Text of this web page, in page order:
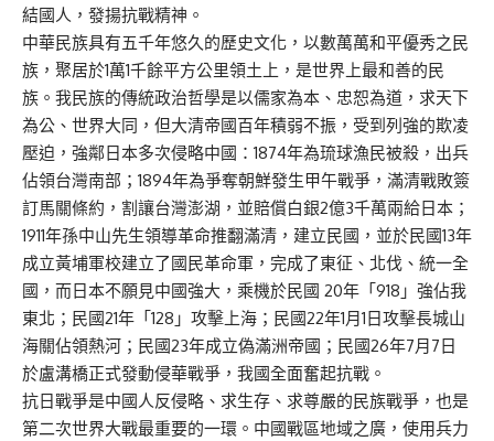
結國人，發揚抗戰精神。
中華民族具有五千年悠久的歷史文化，以數萬萬和平優秀之民
族，聚居於1萬1千餘平方公里領土上，是世界上最和善的民
族。我民族的傳統政治哲學是以儒家為本、忠恕為道，求天下
為公、世界大同，但大清帝國百年積弱不振，受到列強的欺凌
壓迫，強鄰日本多次侵略中國：1874年為琉球漁民被殺，出兵
佔領台灣南部；1894年為爭奪朝鮮發生甲午戰爭，滿清戰敗簽
訂馬關條約，割讓台灣澎湖，並賠償白銀2億3千萬兩給日本；
1911年孫中山先生領導革命推翻滿清，建立民國，並於民國13年
成立黃埔軍校建立了國民革命軍，完成了東征、北伐、統一全
國，而日本不願見中國強大，乘機於民國 20年「918」強佔我
東北；民國21年「128」攻擊上海；民國22年1月1日攻擊長城山
海關佔領熱河；民國23年成立偽滿洲帝國；民國26年7月7日
於盧溝橋正式發動侵華戰爭，我國全面奮起抗戰。
抗日戰爭是中國人反侵略、求生存、求尊嚴的民族戰爭，也是
第二次世界大戰最重要的一環。中國戰區地域之廣，使用兵力